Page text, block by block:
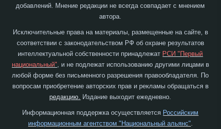
добавлений. Мнение редакции не всегда совпадает с мнением
автора.
Исключительные права на материалы, размещенные на сайте, в
соответствии с законодательством РФ об охране результатов
интеллектуальной собственности принадлежат РСИ "Первый
национальный", и не подлежат использованию другими лицами в
любой форме без письменного разрешения правообладателя. По
вопросам приобретение авторских прав и рекламы обращаться в
редакцию. Издание выходит ежедневно.
Информационная поддержка осуществляется Российским
информационным агентством "Национальный альянс"